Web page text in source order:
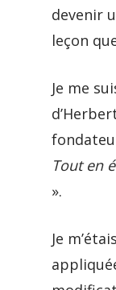
devenir
leçon
Je me
Tout en
».
Je